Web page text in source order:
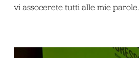
vi assocerete tutti alle mie parole.